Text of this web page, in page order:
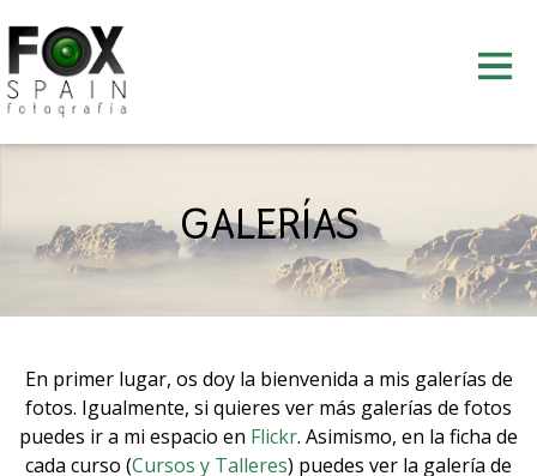
to
content
GALERÍAS
En primer lugar, os doy la bienvenida a mis galerías de
fotos. Igualmente, si quieres ver más galerías de fotos
puedes ir a mi espacio en Flickr. Asimismo, en la ficha de
cada curso (Cursos y Talleres) puedes ver la galería de